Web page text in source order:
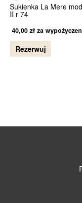
Sukienka La Mere
II r 74
40,00 zł za
Rezerwuj